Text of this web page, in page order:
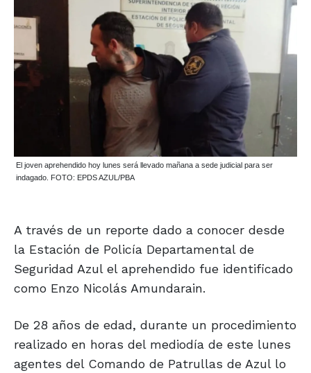
El joven aprehendido hoy lunes será llevado mañana a sede judicial para ser
indagado. FOTO: EPDS AZUL/PBA
A través de un reporte dado a conocer desde
la Estación de Policía Departamental de
Seguridad Azul el aprehendido fue identificado
como Enzo Nicolás Amundarain.
De 28 años de edad, durante un procedimiento
realizado en horas del mediodía de este lunes
agentes del Comando de Patrullas de Azul lo